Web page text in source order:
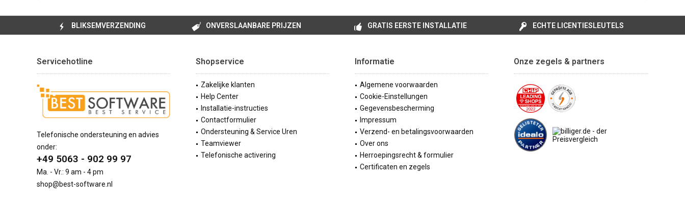
BLIKSEMVERZENDING ONVERSLAANBARE PRIJZEN GRATIS EERSTE INSTALLATIE ECHTE LICENTIESLEUTELS
Servicehotline
Telefonische ondersteuning en advies
onder:
+49 5063 - 902 99 97
Ma. - Vr.: 9 am - 4 pm
shop@best-software.nl
Shopservice
Zakelijke klanten
Help Center
Installatie-instructies
Contactformulier
Ondersteuning & Service Uren
Teamviewer
Telefonische activering
Informatie
Algemene voorwaarden
Cookie-Einstellungen
Gegevensbescherming
Impressum
Verzend- en betalingsvoorwaarden
Over ons
Herroepingsrecht & formulier
Certificaten en zegels
Onze zegels & partners